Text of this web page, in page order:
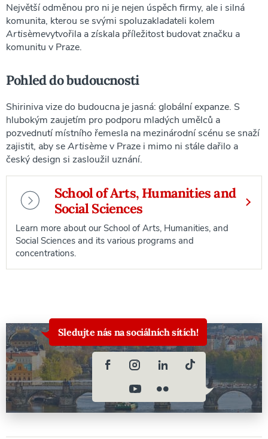
Největší odměnou pro ni je nejen úspěch firmy, ale i silná
komunita, kterou se svými spoluzakladateli kolem
Artisèmevytvořila a získala příležitost budovat značku a
komunitu v Praze.
Pohled do budoucnosti
Shiriniva vize do budoucna je jasná: globální expanze. S
hlubokým zaujetím pro podporu mladých umělců a
pozvednutí místního řemesla na mezinárodní scénu se snaží
zajistit, aby seArtisèmev Praze i mimo ni stále dařilo a
český design si zasloužil uznání.
School of Arts, Humanities and
Social Sciences
Learn more about our School of Arts, Humanities, and
Social Sciences and its various programs and
concentrations.
Sledujte nás na sociálních sítích!